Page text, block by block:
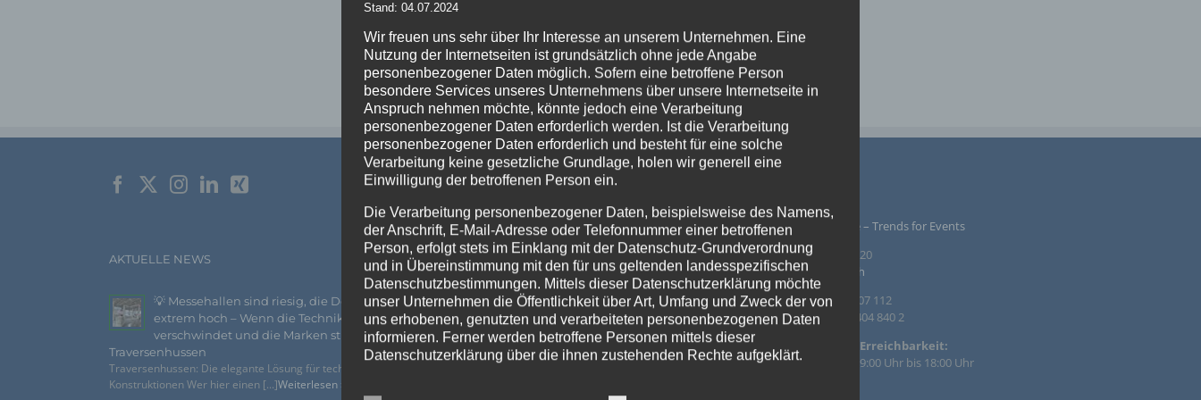
Details
zur
Wunschliste
AKTUELLE NEWS
💡 Messehallen sind riesig, die Decken
extrem hoch – Wenn die Technik
verschwindet und die Marken strahlen –
Traversenhussen
Traversenhussen: Die elegante Lösung für technische
Konstruktionen Wer hier einen [...]Weiterlesen »
PRODUKTSUCHE
Agentur Rindle – Trends for Events
Prinzendamm 20
25436 Tornesch
Tel. +49 4122 407 112
Fax. +49 4122 404 840 2
Telefonische Erreichbarkeit:
Mo. – Fr. von 09:00 Uhr bis 18:00 Uhr
Stand: 04.07.2024
Wir freuen uns sehr über Ihr Interesse an unserem Unternehmen. Eine
Nutzung der Internetseiten ist grundsätzlich ohne jede Angabe
personenbezogener Daten möglich. Sofern eine betroffene Person
besondere Services unseres Unternehmens über unsere Internetseite in
Anspruch nehmen möchte, könnte jedoch eine Verarbeitung
personenbezogener Daten erforderlich werden. Ist die Verarbeitung
personenbezogener Daten erforderlich und besteht für eine solche
Verarbeitung keine gesetzliche Grundlage, holen wir generell eine
Einwilligung der betroffenen Person ein.
Die Verarbeitung personenbezogener Daten, beispielsweise des Namens,
der Anschrift, E-Mail-Adresse oder Telefonnummer einer betroffenen
Person, erfolgt stets im Einklang mit der Datenschutz-Grundverordnung
und in Übereinstimmung mit den für uns geltenden landesspezifischen
Datenschutzbestimmungen. Mittels dieser Datenschutzerklärung möchte
unser Unternehmen die Öffentlichkeit über Art, Umfang und Zweck der von
uns erhobenen, genutzten und verarbeiteten personenbezogenen Daten
informieren. Ferner werden betroffene Personen mittels dieser
Datenschutzerklärung über die ihnen zustehenden Rechte aufgeklärt.